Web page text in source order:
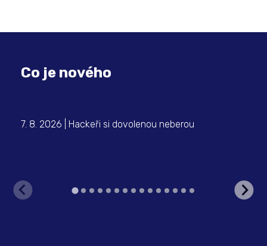
Co je nového
7. 8. 2026 | Hackeři si dovolenou neberou